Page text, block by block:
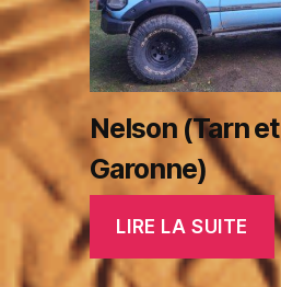
Nelson (Tarn et
Garonne)
LIRE LA SUITE